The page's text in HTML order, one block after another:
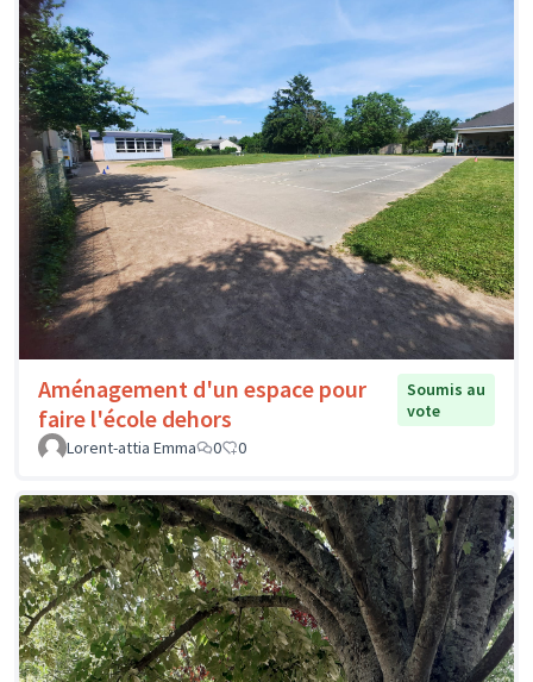
Aménagement d'un espace pour
faire l'école dehors
Soumis au
vote
Lorent-attia Emma
0 0